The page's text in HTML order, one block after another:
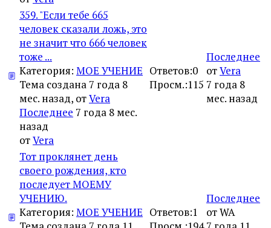
359. "Если тебе 665
человек сказали ложь, это
не значит что 666 человек
тоже ...
Категория: МОЕ УЧЕНИЕ
Тема создана 7 года 8
мес. назад, отVera
Последнее 7 года 8 мес.
назад
отVera
Ответов:0
Просм.:115
Последнее
отVera
7 года 8
мес. назад
Тот проклянет день
своего рождения, кто
последует МОЕМУ
УЧЕНИЮ.
Категория: МОЕ УЧЕНИЕ Ответов:1
Последнее
отWA